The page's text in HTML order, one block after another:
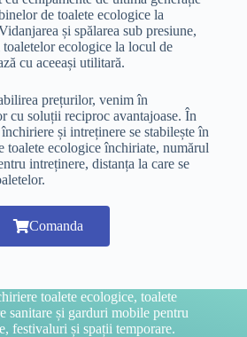
de toalete ecologice la
și spălarea sub presiune,
ecologice la locul de
cu aceeași utilitară.
prețurilor, venim în
cu soluții reciproc avantajoase. În
și intreținere se stabilește în
toalete ecologice închiriate, numărul
intreținere, distanța la care se
Comanda
toalete ecologice, toalete
sanitare și garduri mobile pentru
festivaluri și spații temporare.